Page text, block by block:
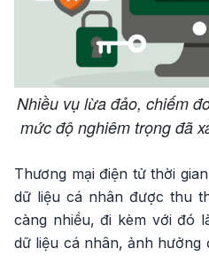
Nhiều vụ lừa đảo, chiếm
mức độ nghiêm trọng đã
Thương mại điện tử thời
dữ liệu cá nhân được thu
càng nhiều, đi kèm với đó
dữ liệu cá nhân, ảnh hưởng